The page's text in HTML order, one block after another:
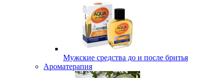
Мужские средства до и после бритья
Ароматерапия